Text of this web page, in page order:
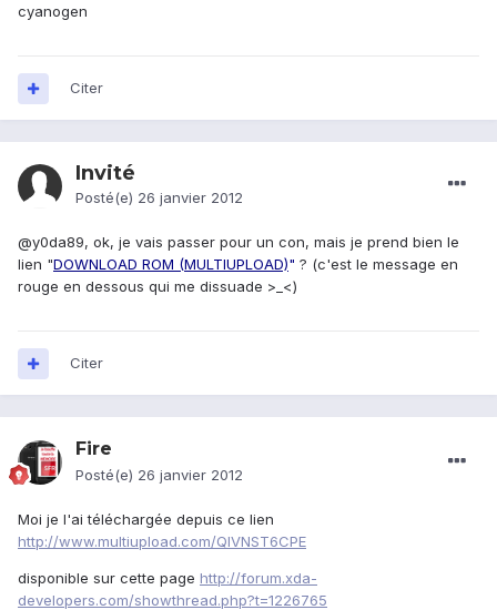
cyanogen
Citer
Invité
Posté(e) 26 janvier 2012
@y0da89, ok, je vais passer pour un con, mais je prend bien le
lien "DOWNLOAD ROM (MULTIUPLOAD)" ? (c'est le message en
rouge en dessous qui me dissuade >_<)
Citer
Fire
Posté(e) 26 janvier 2012
Moi je l'ai téléchargée depuis ce lien
http://www.multiupload.com/QIVNST6CPE
disponible sur cette page http://forum.xda-
developers.com/showthread.php?t=1226765